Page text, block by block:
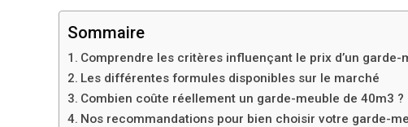
Sommaire
Comprendre les critères influençant le prix d’un garde-
Les différentes formules disponibles sur le marché
Combien coûte réellement un garde-meuble de 40m3 ?
Nos recommandations pour bien choisir votre garde-